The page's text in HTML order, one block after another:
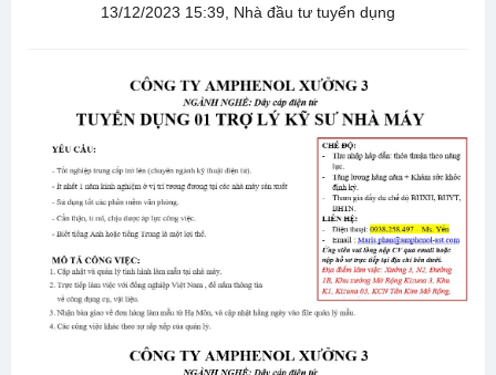
13/12/2023 15:39, Nhà đầu tư tuyển dụng